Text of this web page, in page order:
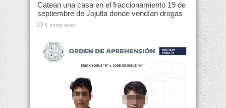
Catean una casa en el fraccionamiento 19 de
septiembre de Jojutla donde vendían drogas
9 horas atras